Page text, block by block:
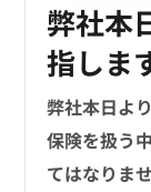
弊社本
指しま
弊社本日よ
保険を扱う
てはなりま